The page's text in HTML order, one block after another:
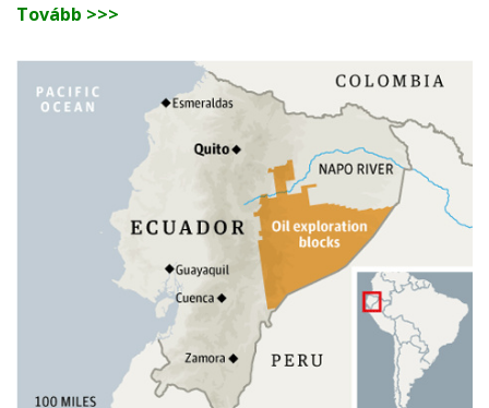
Tovább >>>